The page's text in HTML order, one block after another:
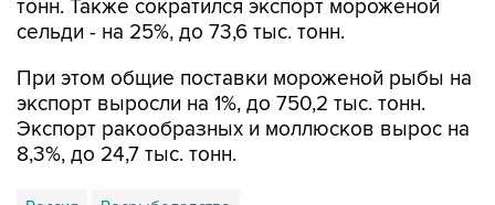
При этом общие поставки мороженой рыбы на
Экспорт ракообразных и моллюсков вырос на
8,3%, до 24,7 тыс. тонн.
Россия Росрыболовство